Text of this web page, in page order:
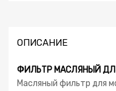
ОПИСАНИЕ
ФИЛЬТР МАСЛЯНЫЙ
Масляный фильтр для